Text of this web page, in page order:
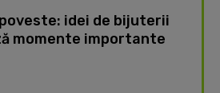
idei de bijuterii
momente importante